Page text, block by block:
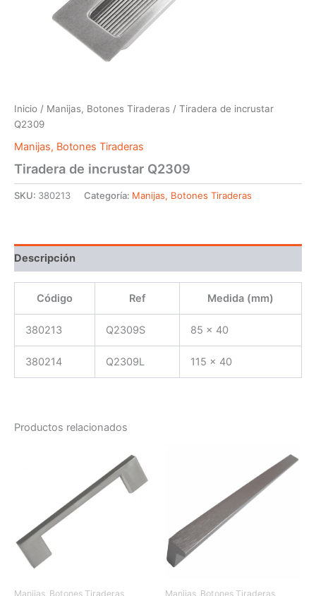
Inicio / Manijas, Botones Tiraderas / Tiradera de incrustar
Q2309
Manijas, Botones Tiraderas
Tiradera de incrustar Q2309
SKU: 380213 Categoría: Manijas, Botones Tiraderas
Descripción
Código Ref Medida (mm)
380213 Q2309S 85 x 40
380214 Q2309L 115 x 40
Productos relacionados
Manijas, Botones Tiraderas Manijas, Botones Tiraderas